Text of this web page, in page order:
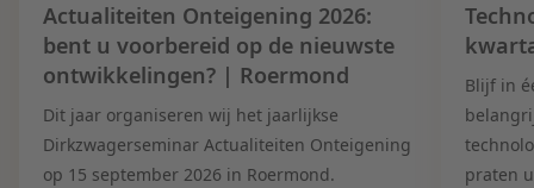
Actualiteiten Onteigening 2026:
bent u voorbereid op de nieuwste
ontwikkelingen? | Roermond
Dit jaar organiseren wij het jaarlijkse
Dirkzwagerseminar Actualiteiten Onteigening
op 15 september 2026 in Roermond.
Blijf in
praten